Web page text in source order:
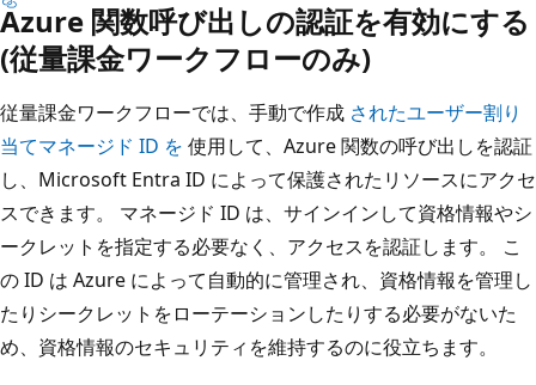
Azure 関数呼び出しの認証を有効にする
(従量課金ワークフローのみ)
従量課金ワークフローでは、手動で作成 されたユーザー割り
当てマネージド ID を 使用して、Azure 関数の呼び出しを認証
し、Microsoft Entra ID によって保護されたリソースにアクセ
スできます。 マネージド ID は、サインインして資格情報やシ
ークレットを指定する必要なく、アクセスを認証します。 こ
の ID は Azure によって自動的に管理され、資格情報を管理し
たりシークレットをローテーションしたりする必要がないた
め、資格情報のセキュリティを維持するのに役立ちます。